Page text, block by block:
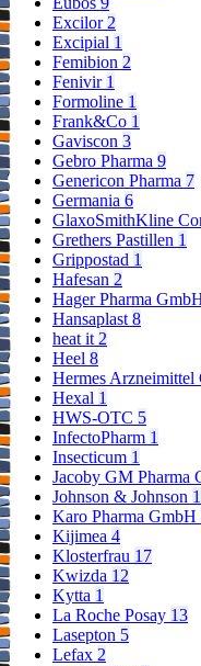
Excilor2
Excipial 1
Femibion 2
Fenivir 1
Formoline 1
Frank&Co 1
Gaviscon 3
Gebro Pharma 9
Genericon Pharma 7
Germania 6
GlaxoSmithKline
Grethers Pastillen 1
Grippostad 1
Hafesan 2
Hager Pharma
Hansaplast8
heat it2
Heel 8
Hermes Arzneimittel
Hexal 1
HWS-OTC 5
InfectoPharm 1
Insecticum 1
Jacoby GM Pharma
Johnson & Johnson
Karo Pharma GmbH
Kijimea 4
Klosterfrau 17
Kwizda 12
Kytta 1
La Roche Posay 13
Lasepton 5
Lefax 2